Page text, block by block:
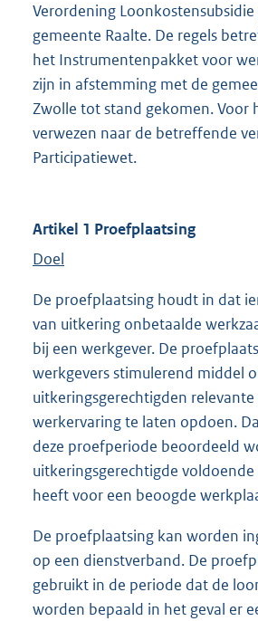
Verordening
gemeente Raalte. De regels
het Instrumentenpakket voor
zijn in afstemming met de
Zwolle tot stand gekomen. Voor
verwezen naar de betreffende
Participatiewet.
Artikel 1 Proefplaatsing
Doel
De proefplaatsing houdt in dat
van uitkering onbetaalde
bij een werkgever. De
werkgevers stimulerend middel
uitkeringsgerechtigden
werkervaring te laten opdoen.
deze proefperiode beoordeeld
uitkeringsgerechtigde
heeft voor een beoogde
De proefplaatsing kan worden
op een dienstverband. De
gebruikt in de periode dat de
worden bepaald in het geval er